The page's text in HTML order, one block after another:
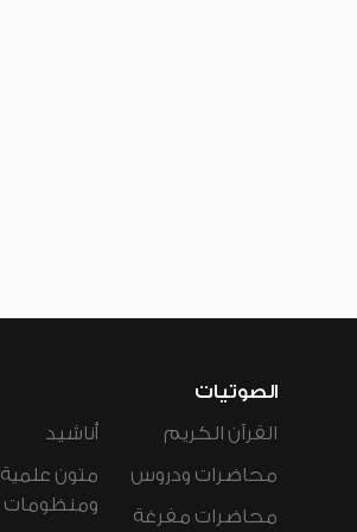
الصوتيات
القرآن الكريم
محاضرات ودروس
محاضرات مفرغة
أناشيد
متون علمية
ومنظومات